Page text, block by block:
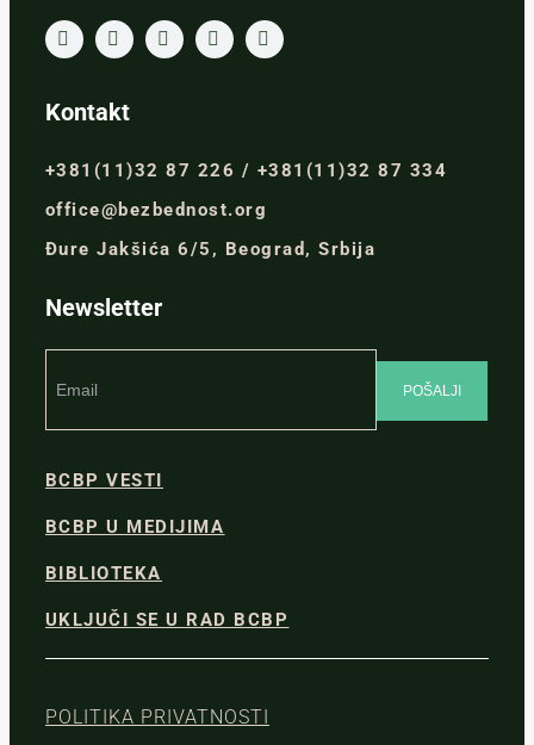
Kontakt
+381(11)32 87 226 / +381(11)32 87 334
office@bezbednost.org
Đure Jakšića 6/5, Beograd, Srbija
Newsletter
BCBP VESTI
BCBP U MEDIJIMA
BIBLIOTEKA
UKLJUČI SE U RAD BCBP
POLITIKA PRIVATNOSTI